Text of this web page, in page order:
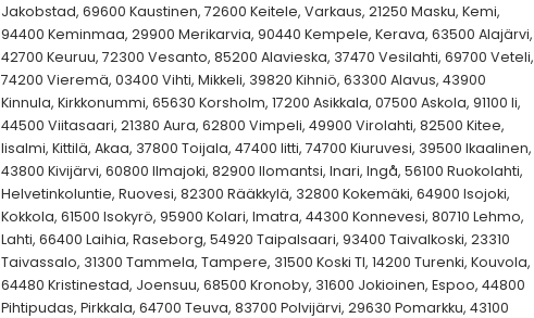
Jakobstad, 69600 Kaustinen, 72600 Keitele, Varkaus, 21250 Masku, Kemi,
94400 Keminmaa, 29900 Merikarvia, 90440 Kempele, Kerava, 63500 Alajärvi,
42700 Keuruu, 72300 Vesanto, 85200 Alavieska, 37470 Vesilahti, 69700 Veteli,
74200 Vieremä, 03400 Vihti, Mikkeli, 39820 Kihniö, 63300 Alavus, 43900
Kinnula, Kirkkonummi, 65630 Korsholm, 17200 Asikkala, 07500 Askola, 91100 Ii,
44500 Viitasaari, 21380 Aura, 62800 Vimpeli, 49900 Virolahti, 82500 Kitee,
Iisalmi, Kittilä, Akaa, 37800 Toijala, 47400 Iitti, 74700 Kiuruvesi, 39500 Ikaalinen,
43800 Kivijärvi, 60800 Ilmajoki, 82900 Ilomantsi, Inari, Ingå, 56100 Ruokolahti,
Helvetinkoluntie, Ruovesi, 82300 Rääkkylä, 32800 Kokemäki, 64900 Isojoki,
Kokkola, 61500 Isokyrö, 95900 Kolari, Imatra, 44300 Konnevesi, 80710 Lehmo,
Lahti, 66400 Laihia, Raseborg, 54920 Taipalsaari, 93400 Taivalkoski, 23310
Taivassalo, 31300 Tammela, Tampere, 31500 Koski Tl, 14200 Turenki, Kouvola,
64480 Kristinestad, Joensuu, 68500 Kronoby, 31600 Jokioinen, Espoo, 44800
Pihtipudas, Pirkkala, 64700 Teuva, 83700 Polvijärvi, 29630 Pomarkku, 43100